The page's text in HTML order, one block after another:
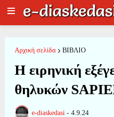
Αρχική σελίδα ΒΙΒΛΙΟ
Η ειρηνική
θηλυκών
e-diaskedasi - 4.9.24